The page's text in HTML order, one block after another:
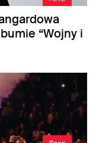
“Wojny i